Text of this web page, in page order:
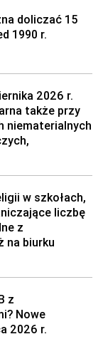
doliczać 15
1990 r.
2026 r.
także przy
niematerialnych
w szkołach,
liczbę
z
na biurku
z
Nowe
2026 r.